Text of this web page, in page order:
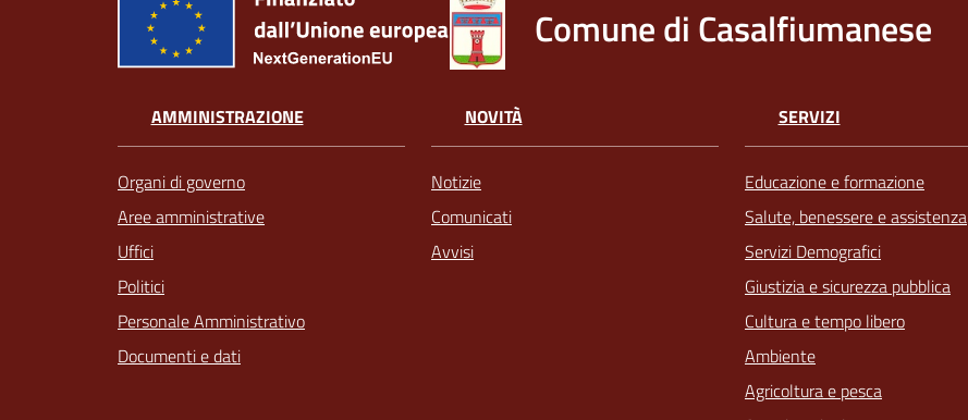
Comune di Casalfiumanese
AMMINISTRAZIONE
Organi di governo
Aree amministrative
Uffici
Politici
Personale Amministrativo
Documenti e dati
NOVITÀ
Notizie
Comunicati
Avvisi
SERVIZI
Educazione e formazione
Salute, benessere e assistenza
Servizi Demografici
Giustizia e sicurezza pubblica
Cultura e tempo libero
Ambiente
Agricoltura e pesca